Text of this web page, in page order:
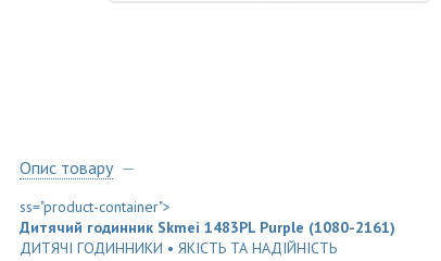
Опис товару
ss="product-container">
Дитячий годинник Skmei 1483PL Purple (1080-2161)
ДИТЯЧІ ГОДИННИКИ • ЯКІСТЬ ТА НАДІЙНІСТЬ